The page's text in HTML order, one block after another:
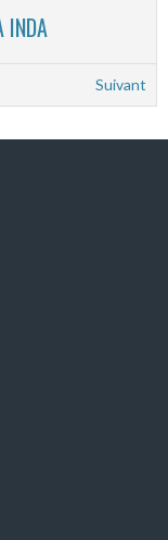
INDA
Suivant